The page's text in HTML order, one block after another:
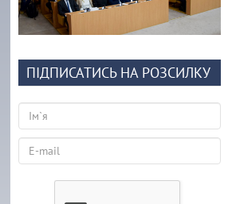
ПІДПИСАТИСЬ НА РОЗСИЛКУ